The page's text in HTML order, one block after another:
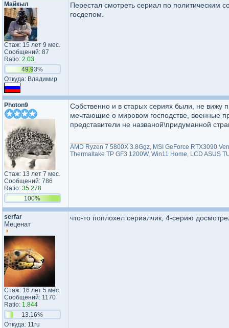
Майкыл
Стаж: 15 лет 9 мес.
Сообщений: 87
Ratio: 2.03
49.93%
Откуда: Владимир
Перестал смотреть сериал по политическим
госдепом.
Photon9
Стаж: 13 лет 7 мес.
Сообщений: 786
Ratio: 35.278
100%
Собственно и в старых сериях были, не вижу
мечтающие о мировом господстве, военные
представители не названой\придуманной
AMD Ryzen 7 5800X 3.8Ggz, MSI GeForce RTX3090
Thermaltake TP GF3 1200W, Win11 Home, LCD ASUS
serfar
Меценат
Стаж: 16 лет 5 мес.
Сообщений: 1170
Ratio: 1.844
13.16%
Откуда: 11ru
что-то поплохел сериалчик, 4-серию